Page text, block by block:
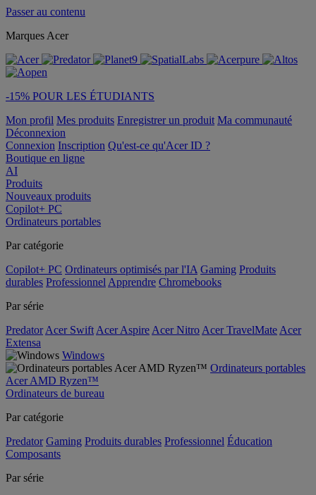
Passer au contenu
Marques Acer
-15% POUR LES ÉTUDIANTS
Mon profil Mes produits Enregistrer un produit Ma communauté
Déconnexion
Connexion Inscription Qu'est-ce qu'Acer ID ?
Boutique en ligne
AI
Produits
Nouveaux produits
Copilot+ PC
Ordinateurs portables
Par catégorie
Copilot+ PC Ordinateurs optimisés par l'IA Gaming Produits
durables Professionnel Apprendre Chromebooks
Par série
Predator Acer Swift Acer Aspire Acer Nitro Acer TravelMate Acer
Extensa
Windows
Ordinateurs portables
Acer AMD Ryzen™
Ordinateurs de bureau
Par catégorie
Predator Gaming Produits durables Professionnel Éducation
Composants
Par série